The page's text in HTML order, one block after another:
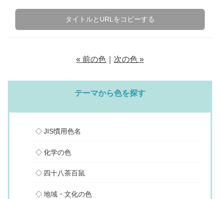
タイトルとURLをコピーする
« 前の色 次の色 »
テーマから色を探す
JIS慣用色名
化学の色
四十八茶百鼠
地域・文化の色